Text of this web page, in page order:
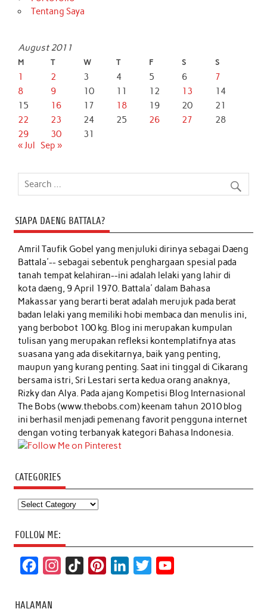
Tentang Saya
August 2011
M T W T F S S
1 2 3 4 5 6
7
8
9 10 11 12 13
14
15
16 17 18 19 20
21
22
23 24 25 26 27
28
29
30
31
« Jul Sep »
SIAPA DAENG BATTALA?
Amril Taufik Gobelyang menjuluki dirinya sebagai Daeng
Battala'-- sebagai sebentuk penghargaan spesial pada
tanah tempat kelahiran--ini adalah lelaki yang lahir di
kota daeng, 9 April 1970. Battala' dalam Bahasa
Makassar yang berarti berat adalah merujuk pada berat
badan lelaki yang memiliki hobi membaca dan menulis ini,
yang berbobot 100 kg. Blog ini merupakan kumpulan
tulisan yang merupakan refleksi kontemplatifnya atas
suasana yang ada disekitarnya, baik yang penting,
maupun yang kurang penting. Saat ini tinggal di Cikarang
bersama istri, Sri Lestari serta kedua orang anaknya,
Rizky dan Alya. Pada ajang Kompetisi Blog Internasional
The Bobs (www.thebobs.com) keenam tahun 2010 blog
ini berhasil menjadi pemenang favorit pengguna internet
dengan voting terbanyak kategori Bahasa Indonesia.
CATEGORIES
Categories
FOLLOW ME:
c
HALAMAN